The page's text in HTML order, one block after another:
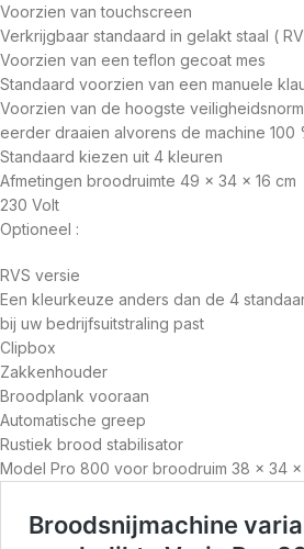
Voorzien van touchscreen
Verkrijgbaar standaard in gelakt staal (
Voorzien van een teflon gecoat mes
Standaard voorzien van een manuele
Voorzien van de hoogste
eerder draaien alvorens de machine 100
Standaard kiezen uit 4 kleuren
Afmetingen broodruimte 49 x 34 x 16 cm
230 Volt
Optioneel :
RVS versie
Een kleurkeuze anders dan de 4
bij uw bedrijfsuitstraling past
Clipbox
Zakkenhouder
Broodplank vooraan
Automatische greep
Rustiek brood stabilisator
Model Pro 800 voor broodruim 38 x 34 x